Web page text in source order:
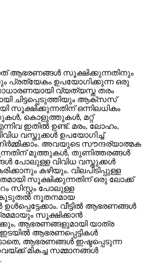
ആഭരണങ്ങൾ സൂക്ഷിക്കുന്നതിനും
പ്രത്യേകം ഉപയോഗിക്കുന്ന ഒരു
വ്യത്യസ്ത തരം
ചിട്ടപ്പെടുത്തിയും ആക്‌സസ്
സൂക്ഷിക്കുന്നതിന് ഒന്നിലധികം
കൊളുത്തുകൾ, മറ്റ്
ഇതിൽ ഉണ്ട്. മരം, ലോഹം,
വസ്തുക്കൾ ഉപയോഗിച്ച്
അവയുടെ സൗന്ദര്യാത്മക
മുത്തുകൾ, തുണിത്തരങ്ങൾ
പോലുള്ള വിവിധ വസ്തുക്കൾ
കഴിയും. വിലപിടിപ്പുള്ള
സൂക്ഷിക്കുന്നതിന് ഒരു ലോക്ക്
സിസ്റ്റം പോലുള്ള
നൂതനമായ
വീട്ടിൽ ആഭരണങ്ങൾ
സൂക്ഷിക്കാൻ
ആഭരണങ്ങളുമായി യാത്ര
ആഭരണപ്പെട്ടികൾ
ആഭരണങ്ങൾ ഇഷ്ടപ്പെടുന്ന
മികച്ച സമ്മാനങ്ങൾ